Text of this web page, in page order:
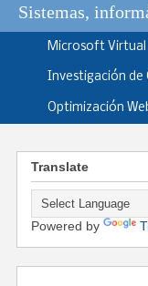
Sistemas,
Microsoft Virtual
Investigación de
Optimización
Translate
Powered by